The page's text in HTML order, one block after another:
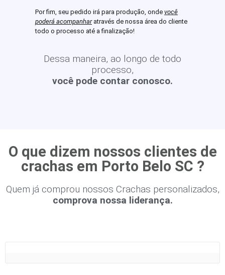
Por fim, seu pedido irá para produção, onde você
poderá acompanharatravés de nossa área do cliente
todo o processo até a finalização!
Dessa maneira, ao longo de todo
processo,
você pode contar conosco.
O que dizem nossos clientes de
crachas em Porto Belo SC ?
Quem já comprou nossos Crachas personalizados,
comprova nossa liderança.